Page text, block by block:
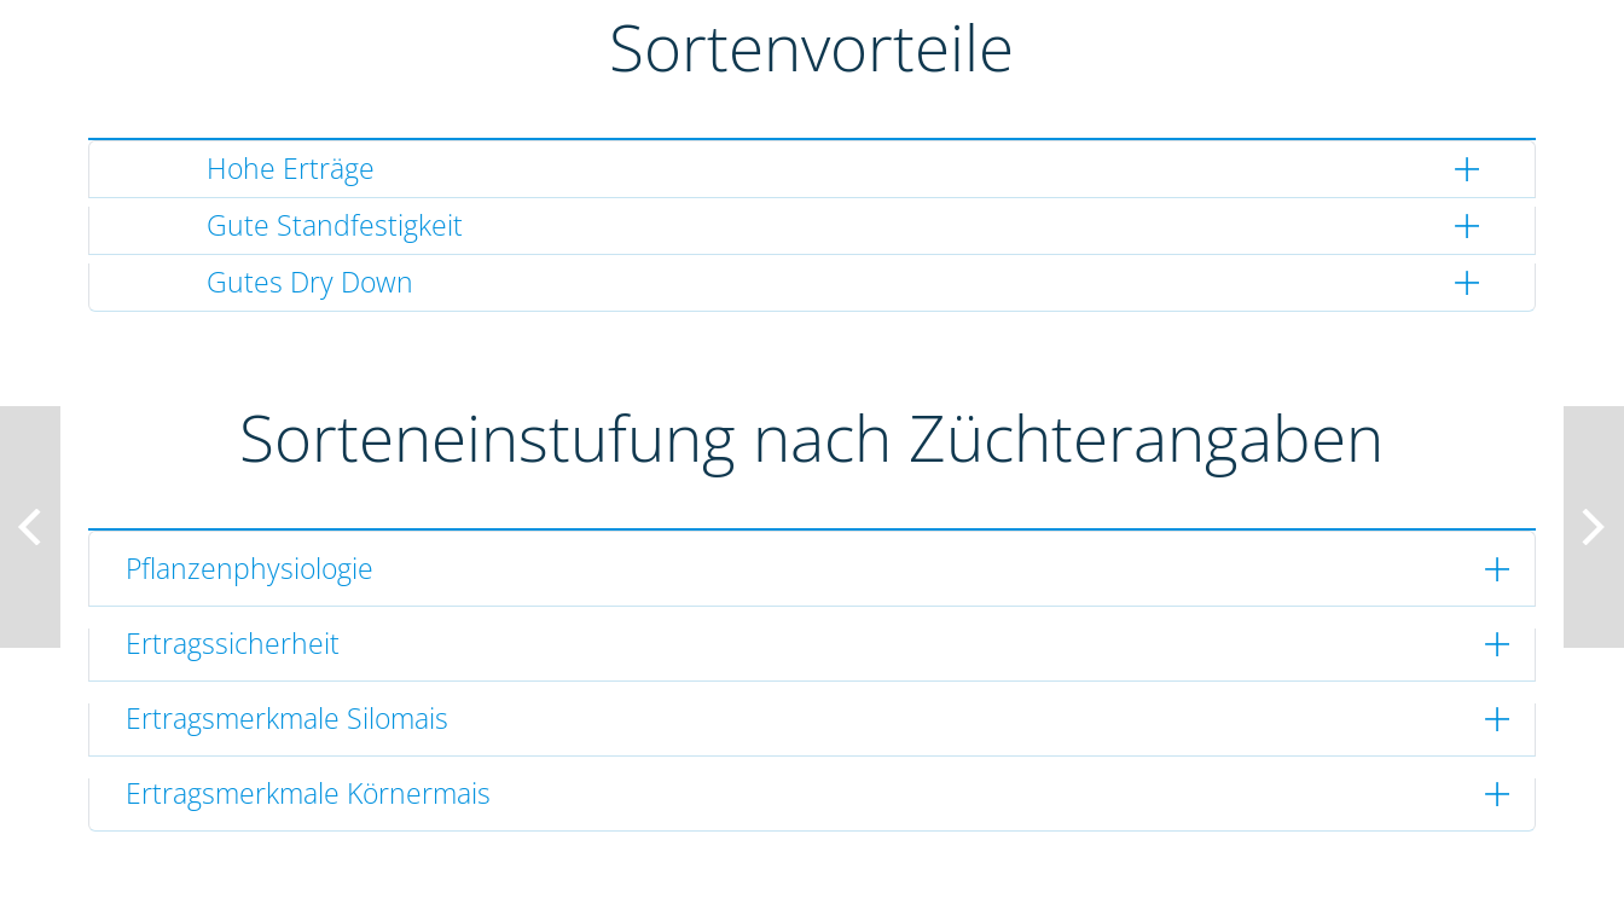
Sortenvorteile
Hohe Erträge
Gute Standfestigkeit
Gutes Dry Down
Sorteneinstufung nach Züchterangaben
Pflanzenphysiologie
Ertragssicherheit
Ertragsmerkmale Silomais
Ertragsmerkmale Körnermais